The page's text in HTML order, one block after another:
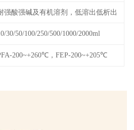
强酸强碱及有机溶剂，低溶出低析出
30/50/100/250/500/1000/2000ml
200~+260℃，FEP-200~+205℃